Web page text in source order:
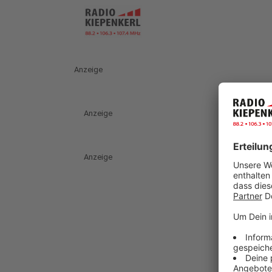
Anzeige
Anzeige
Anzeige